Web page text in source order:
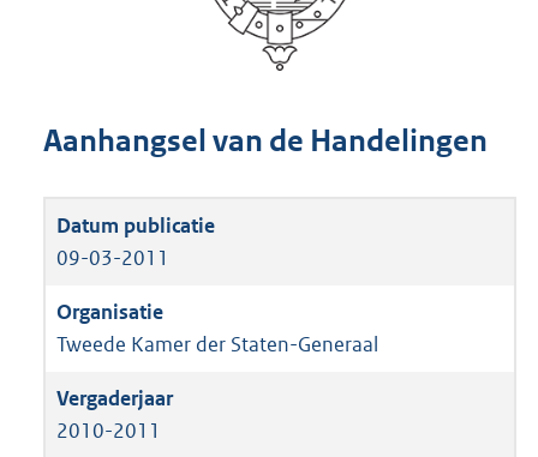
Aanhangsel van de Handelingen
09-03-2011
Tweede Kamer der Staten-Generaal
2010-2011